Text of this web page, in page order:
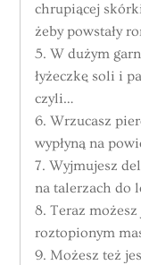
chrupiącej
żeby powstały
5. W dużym
łyżeczkę soli i
czyli…
6. Wrzucasz
wypłyną na
7. Wyjmujesz
na talerzach do
8. Teraz
roztopionym
9. Możesz też